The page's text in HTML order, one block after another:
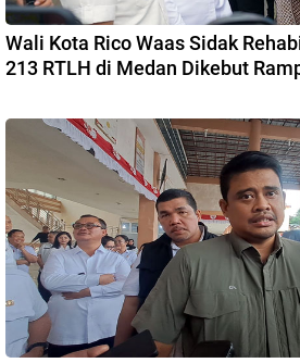
Wali Kota Rico Waas Sidak
213 RTLH di Medan Dikebut